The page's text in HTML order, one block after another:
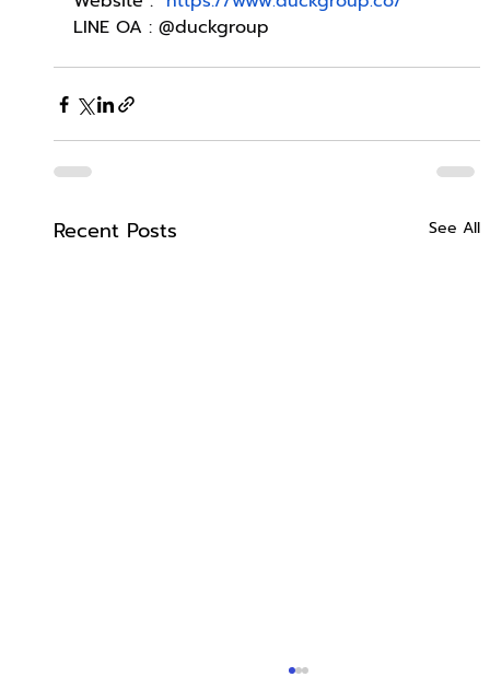
LINE OA : @duckgroup
Recent Posts See All